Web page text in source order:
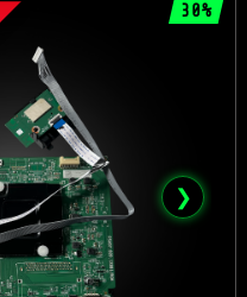
30%
❯